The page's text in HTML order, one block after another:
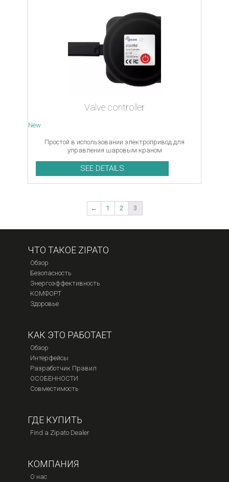
Valve controller
New
Простой в использовании электропривод для
управления шаровым краном
SEE DETAILS
← 1 2 3
ЧТО ТАКОЕ ZIPATO
Обзор
Безопасность
Энергоэффективность
КОМФОРТ
Здоровье
КАК ЭТО РАБОТАЕТ
Обзор
Интерфейсы
Разработчик Правил
ОСОБЕННОСТИ
Совместимость
ГДЕ КУПИТЬ
Find a Zipato Dealer
КОМПАНИЯ
О нас